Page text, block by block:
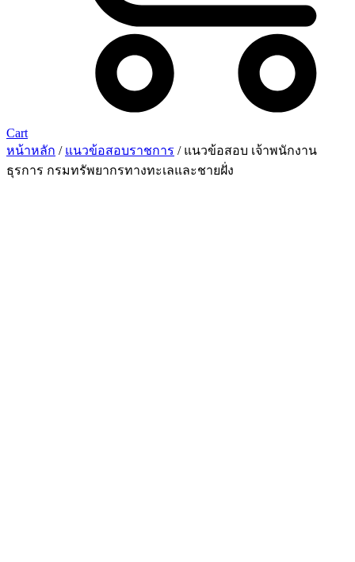
Cart
หน้าหลัก / แนวข้อสอบราชการ / แนวข้อสอบ เจ้าพนักงาน
ธุรการ กรมทรัพยากรทางทะเลและชายฝั่ง